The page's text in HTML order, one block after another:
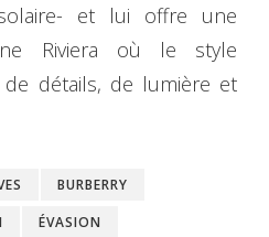
et lui offre une
Riviera où le style
détails, de lumière et
BURBERRY
ÉVASION